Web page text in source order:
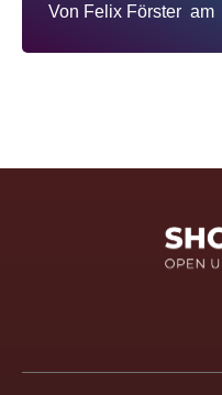
Von Felix Förster am